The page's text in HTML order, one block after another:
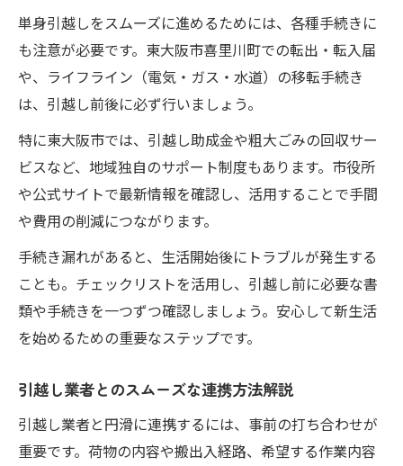
単身引越しをスムーズに進めるためには、各種手続きに
も注意が必要です。東大阪市喜里川町での転出・転入届
や、ライフライン（電気・ガス・水道）の移転手続き
は、引越し前後に必ず行いましょう。
特に東大阪市では、引越し助成金や粗大ごみの回収サー
ビスなど、地域独自のサポート制度もあります。市役所
や公式サイトで最新情報を確認し、活用することで手間
や費用の削減につながります。
手続き漏れがあると、生活開始後にトラブルが発生する
ことも。チェックリストを活用し、引越し前に必要な書
類や手続きを一つずつ確認しましょう。安心して新生活
を始めるための重要なステップです。
引越し業者とのスムーズな連携方法解説
引越し業者と円滑に連携するには、事前の打ち合わせが
重要です。荷物の内容や搬出入経路、希望する作業内容